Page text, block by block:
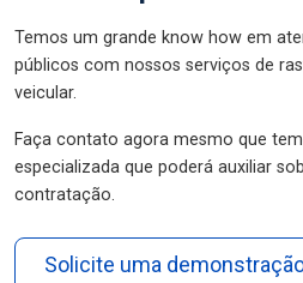
Temos um grande know how em
públicos com nossos serviços de
veicular.
Faça contato agora mesmo que
especializada que poderá auxiliar
contratação.
Solicite uma